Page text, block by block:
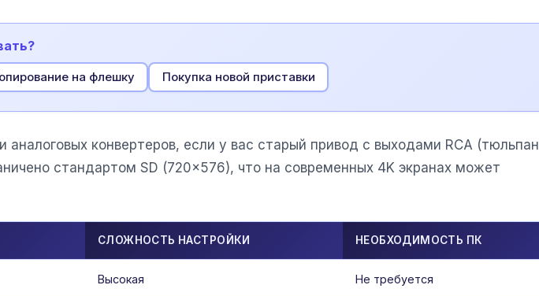
на флешку Покупка новой приставки
аналоговых конвертеров, если у вас старый привод с выходами RCA
стандартом SD (720x576), что на современных 4K экранах может
СЛОЖНОСТЬ НАСТРОЙКИ НЕОБХОДИМОСТЬ ПК
Высокая Не требуется